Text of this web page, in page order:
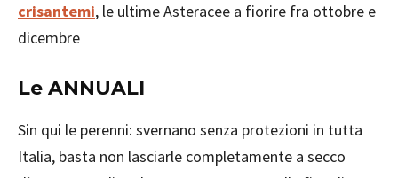
crisantemi, le ultime Asteracee a fiorire fra ottobre e
dicembre
Le ANNUALI
Sin qui le perenni: svernano senza protezioni in tutta
Italia, basta non lasciarle completamente a secco